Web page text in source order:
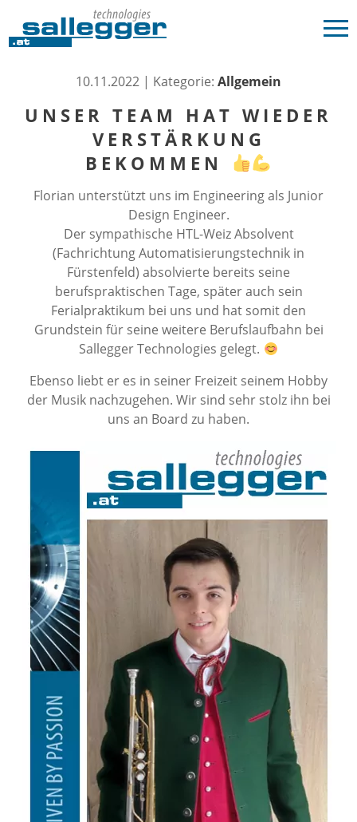
10.11.2022 | Kategorie: Allgemein
UNSER TEAM HAT WIEDER
VERSTÄRKUNG
BEKOMMEN
Florian unterstützt uns im Engineering als Junior
Design Engineer.
Der sympathische HTL-Weiz Absolvent
(Fachrichtung Automatisierungstechnik in
Fürstenfeld) absolvierte bereits seine
berufspraktischen Tage, später auch sein
Ferialpraktikum bei uns und hat somit den
Grundstein für seine weitere Berufslaufbahn bei
Sallegger Technologies gelegt.
Ebenso liebt er es in seiner Freizeit seinem Hobby
der Musik nachzugehen. Wir sind sehr stolz ihn bei
uns an Board zu haben.